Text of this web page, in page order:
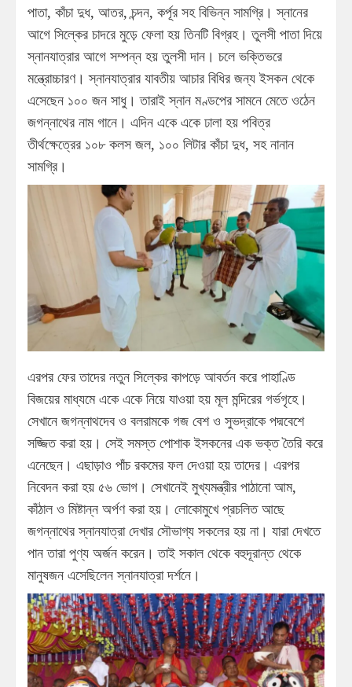
পাতা, কাঁচা দুধ, আতর, চন্দন, কর্পূর সহ বিভিন্ন সামগ্রি। স্নানের
আগে সিল্কের চাদরে মুড়ে ফেলা হয় তিনটি বিগ্রহ। তুলসী পাতা দিয়ে
স্নানযাত্রার আগে সম্পন্ন হয় তুলসী দান। চলে ভক্তিভরে
মন্ত্রোচ্চারণ। স্নানযাত্রার যাবতীয় আচার বিধির জন্য ইসকন থেকে
এসেছেন ১০০ জন সাধু। তারাই স্নান মণ্ডপের সামনে মেতে ওঠেন
জগন্নাথের নাম গানে। এদিন একে একে ঢালা হয় পবিত্র
তীর্থক্ষেত্রের ১০৮ কলস জল, ১০০ লিটার কাঁচা দুধ, সহ নানান
সামগ্রি।
এরপর ফের তাদের নতুন সিল্কের কাপড়ে আবর্তন করে পাহাণ্ডি
বিজয়ের মাধ্যমে একে একে নিয়ে যাওয়া হয় মূল মন্দিরের গর্ভগৃহে।
সেখানে জগন্নাথদেব ও বলরামকে গজ বেশ ও সুভদ্রাকে পদ্মবেশে
সজ্জিত করা হয়। সেই সমস্ত পোশাক ইসকনের এক ভক্ত তৈরি করে
এনেছেন। এছাড়াও পাঁচ রকমের ফল দেওয়া হয় তাদের। এরপর
নিবেদন করা হয় ৫৬ ভোগ। সেখানেই মুখ্যমন্ত্রীর পাঠানো আম,
কাঁঠাল ও মিষ্টান্ন অর্পণ করা হয়। লোকোমুখে প্রচলিত আছে
জগন্নাথের স্নানযাত্রা দেখার সৌভাগ্য সকলের হয় না। যারা দেখতে
পান তারা পুণ্য অর্জন করেন। তাই সকাল থেকে বহুদূরান্ত থেকে
মানুষজন এসেছিলেন স্নানযাত্রা দর্শনে।